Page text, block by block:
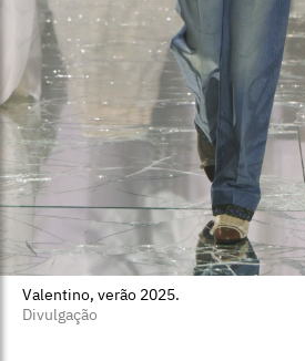
Valentino, verão 2025.
Divulgação